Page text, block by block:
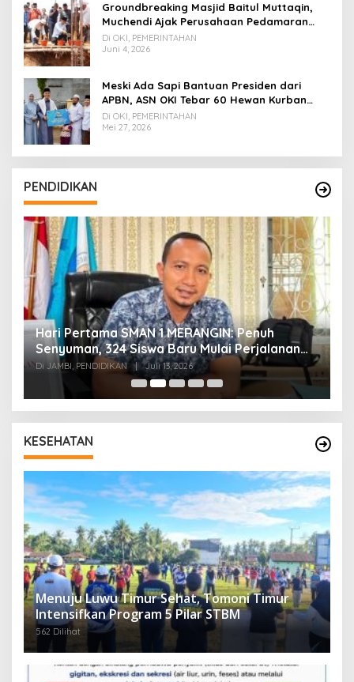
Groundbreaking Masjid Baitul Muttaqin,
Muchendi Ajak Perusahaan Pedamaran
Timur Turut Bantu
Di OKI, PEMERINTAHAN
Juni 4, 2026
Meski Ada Sapi Bantuan Presiden dari
APBN, ASN OKI Tebar 60 Hewan Kurban
Tanpa Gunakan APBD
Di OKI, PEMERINTAHAN
Mei 27, 2026
PENDIDIKAN
Hari Pertama SMAN 1 MERANGIN: Penuh
Senyuman, 324 Siswa Baru Mulai Perjalanan
Baru
Di JAMBI, PENDIDIKAN | Juli 13, 2026
KESEHATAN
Menuju Luwu Timur Sehat, Tomoni Timur
Intensifkan Program 5 Pilar STBM
562 Dilihat